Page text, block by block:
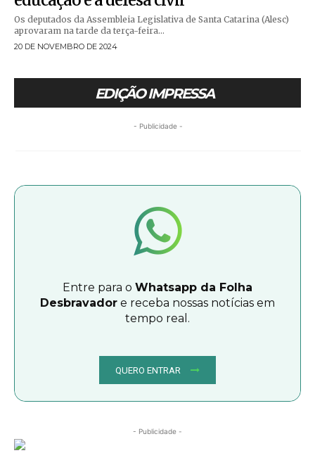
Os deputados da Assembleia Legislativa de Santa Catarina (Alesc)
aprovaram na tarde da terça-feira...
20 DE NOVEMBRO DE 2024
EDIÇÃO IMPRESSA
- Publicidade -
Entre para o Whatsapp da Folha
Desbravador e receba nossas notícias em
tempo real.
QUERO ENTRAR
- Publicidade -